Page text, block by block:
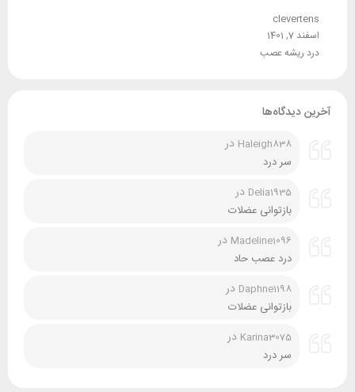
clevertens
اسفند 7, 1401
درد ریشه عصب
آخرین دیدگاه‌ها
Haleigh838 در
سر درد
Delia1935 در
بازتوانی عضلات
Madeline1096 در
درد عصب حاد
Daphne1198 در
بازتوانی عضلات
Karina3075 در
سر درد